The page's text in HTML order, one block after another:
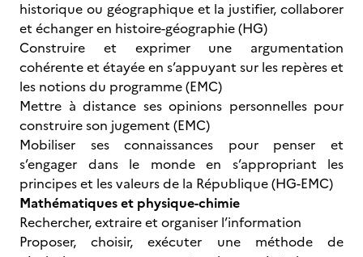
historique ou géographique et la justifier, collaborer
et échanger en histoire-géographie (HG)
Construire et exprimer une argumentation
cohérente et étayée en s’appuyant sur les repères et
les notions du programme (EMC)
Mettre à distance ses opinions personnelles pour
construire son jugement (EMC)
Mobiliser ses connaissances pour penser et
s’engager dans le monde en s’appropriant les
principes et les valeurs de la République (HG-EMC)
Mathématiques et physique-chimie
Rechercher, extraire et organiser l’information
Proposer, choisir, exécuter une méthode de